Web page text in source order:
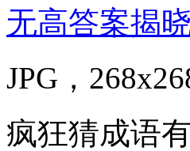
JPG，
疯狂猜成语